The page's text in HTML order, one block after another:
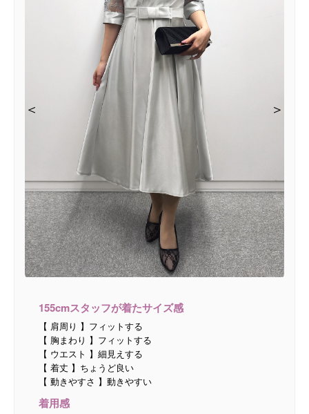
＜ ＞
＜ ＞
＜ ＞
＜ ＞
＜ ＞
155cmスタッフが着たサイズ感
【 肩周り 】フィットする
【 胸まわり 】フィットする
【 ウエスト 】細見えする
【 着丈 】ちょうど良い
【 動きやすさ 】動きやすい
着用感